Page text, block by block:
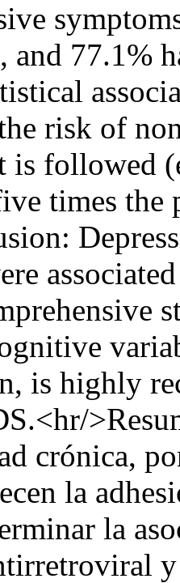
and 77.1%
risk of
is followed
times
is highly
crónica,
la
la